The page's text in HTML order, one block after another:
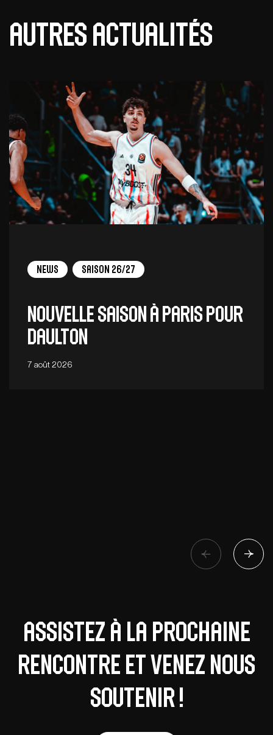
Autres actualités
News Saison 26/27
Nouvelle saison à Paris pour
Daulton
7 août 2026
Assistez à la prochaine
rencontre et venez nous
soutenir !